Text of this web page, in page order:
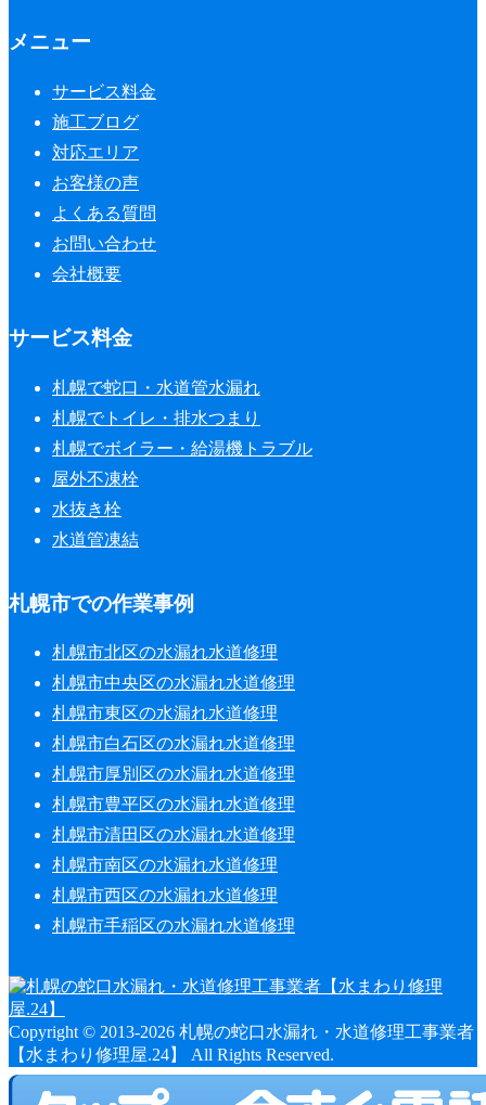
メニュー
サービス料金
施工ブログ
対応エリア
お客様の声
よくある質問
お問い合わせ
会社概要
サービス料金
札幌で蛇口・水道管水漏れ
札幌でトイレ・排水つまり
札幌でボイラー・給湯機トラブル
屋外不凍栓
水抜き栓
水道管凍結
札幌市での作業事例
札幌市北区の水漏れ水道修理
札幌市中央区の水漏れ水道修理
札幌市東区の水漏れ水道修理
札幌市白石区の水漏れ水道修理
札幌市厚別区の水漏れ水道修理
札幌市豊平区の水漏れ水道修理
札幌市清田区の水漏れ水道修理
札幌市南区の水漏れ水道修理
札幌市西区の水漏れ水道修理
札幌市手稲区の水漏れ水道修理
Copyright © 2013-2026 札幌の蛇口水漏れ・水道修理工事業者
【水まわり修理屋.24】 All Rights Reserved.
ホーム